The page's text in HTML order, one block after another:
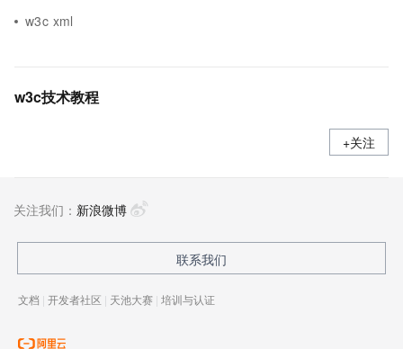
w3c xml
w3c技术教程
+关注
关注我们： 新浪微博
联系我们
文档 | 开发者社区 | 天池大赛 | 培训与认证